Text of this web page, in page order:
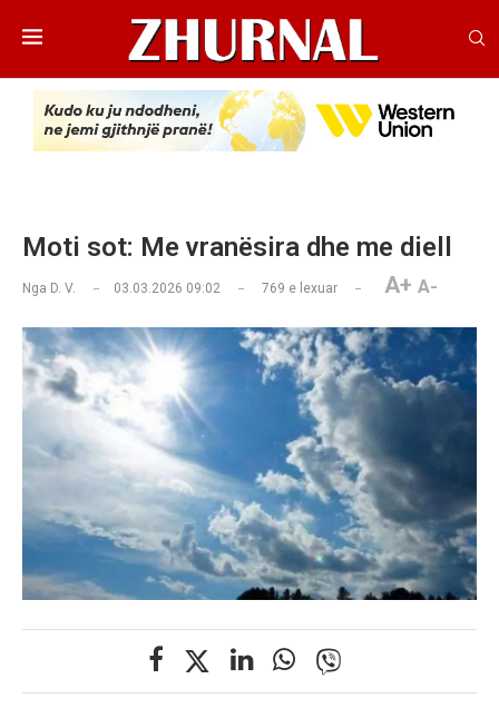
Moti sot: Me vranësira dhe me diell
Nga D. V. 03.03.2026 09:02 769 e lexuar A+ A-